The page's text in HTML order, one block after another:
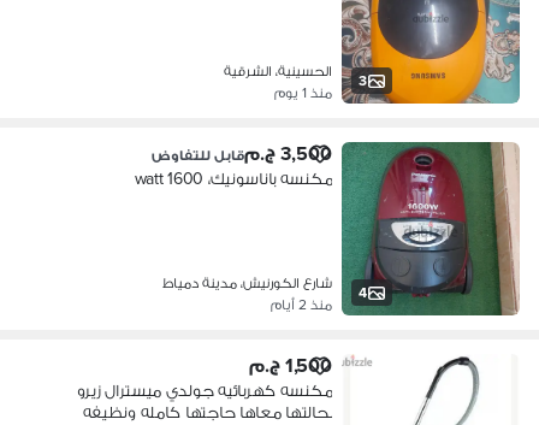
3
الحسينية، الشرقية
منذ 1 يوم
4
3,500 ج.م قابل للتفاوض
مكنسه باناسونيك، 1600 watt
شارع الكورنيش، مدينة دمياط
منذ 2 أيام
1,500 ج.م
مكنسه كهربائيه جولدي ميسترال زيرو
بحالتها معاها حاجتها كامله ونظيفه